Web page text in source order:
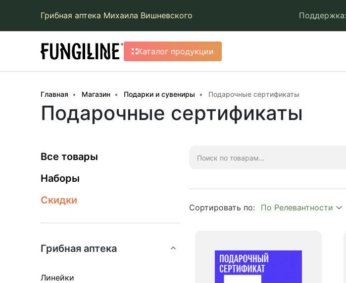
Грибная аптека Михаила Вишневского Поддержка:
Каталог продукции
Главная Магазин Подарки и сувениры Подарочные сертификаты
Подарочные сертификаты
Сортировать по:
Все товары
Наборы
Скидки
Грибная аптека
Линейки